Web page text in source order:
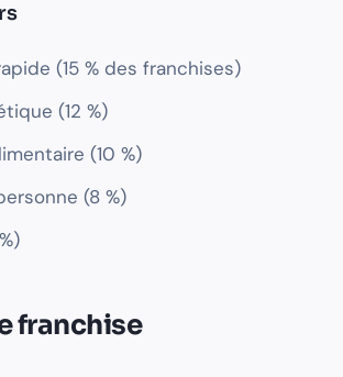
(15 % des franchises)
(12 %)
(10 %)
(8 %)
franchise